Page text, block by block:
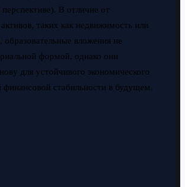
перспективе). В отличие от
таких как недвижимость или
образовательные вложения не
формой, однако они
для устойчивого экономического
финансовой стабильности в будущем.